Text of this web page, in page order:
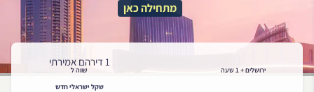
מתחילה כאן
ירושלים + 1 שעה
1 דירהם אמירתי
שווה ל
שקל ישראלי חדש